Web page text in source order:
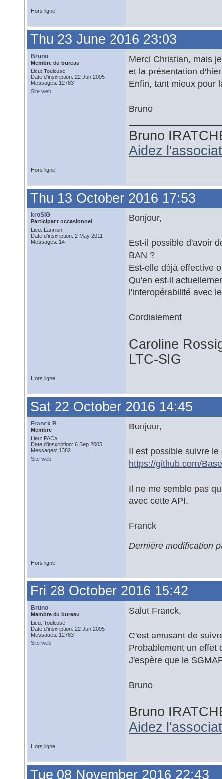
Hors ligne
Thu 23 June 2016 23:03
Bruno
Membre du bureau
Lieu: Toulouse
Date d'inscription: 22 Jun 2005
Messages: 12783
Site web
Merci Christian, mais
et la présentation
Enfin, tant mieux pour
Bruno
Bruno
Aidez
Hors ligne
Thu 13 October 2016 17:53
kroSIG
Participant occasionnel
Lieu: Lannion
Date d'inscription: 2 May 2011
Messages: 14
Bonjour,
Est-il possible d'avoir
BAN ?
Est-elle déjà effective
Qu'en est-il
l'interopérabilité avec
Cordialement
Caroline
LTC-SIG
Hors ligne
Sat 22 October 2016 14:45
Franck B
Membre
Lieu: PACA
Date d'inscription: 6 Sep 2005
Messages: 1382
Site web
Bonjour,
Il est possible suivre
https://github.com/
Il ne me semble pas
avec cette API.
Franck
Dernière modification
Hors ligne
Fri 28 October 2016 15:42
Bruno
Membre du bureau
Lieu: Toulouse
Date d'inscription: 22 Jun 2005
Messages: 12783
Site web
Salut Franck,
C'est amusant de
Probablement un effet
J'espère que le
Bruno
Bruno
Aidez
Hors ligne
Tue 08 November 2016 22:43